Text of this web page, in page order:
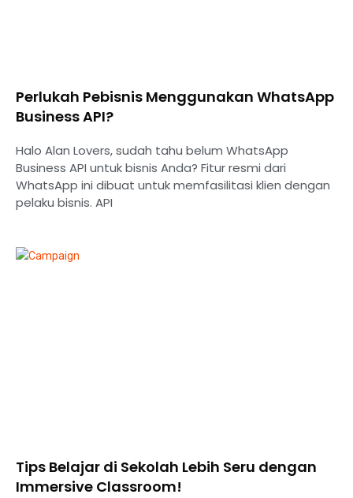
Perlukah Pebisnis Menggunakan WhatsApp
Business API?
Halo Alan Lovers, sudah tahu belum WhatsApp
Business API untuk bisnis Anda? Fitur resmi dari
WhatsApp ini dibuat untuk memfasilitasi klien dengan
pelaku bisnis. API
Tips Belajar di Sekolah Lebih Seru dengan
Immersive Classroom!